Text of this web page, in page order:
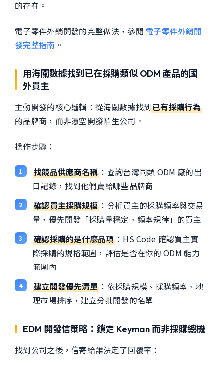
的存在。
電子零件外銷開發的完整做法，參閱 電子零件外銷開
發完整指南 。
用海關數據找到已在採購類似 ODM 產品的國
外買主
主動開發的核心邏輯：從海關數據找到已有採購行為
的品牌商，而非憑空開發陌生公司。
操作步驟：
找競品供應商名稱 ：查詢台灣同類 ODM 廠的出
口記錄，找到他們賣給哪些品牌商
確認買主採購規模 ：分析買主的採購頻率與交易
量，優先開發「採購量穩定、頻率規律」的買主
確認採購的是什麼品項 ：HS Code 確認買主實
際採購的規格範圍，評估是否在你的 ODM 能力
範圍內
建立開發優先清單 ：依採購規模、採購頻率、地
理市場排序，建立分批開發的名單
EDM 開發信策略：鎖定 Keyman 而非採購總機
找到公司之後，信寄給誰決定了回覆率：